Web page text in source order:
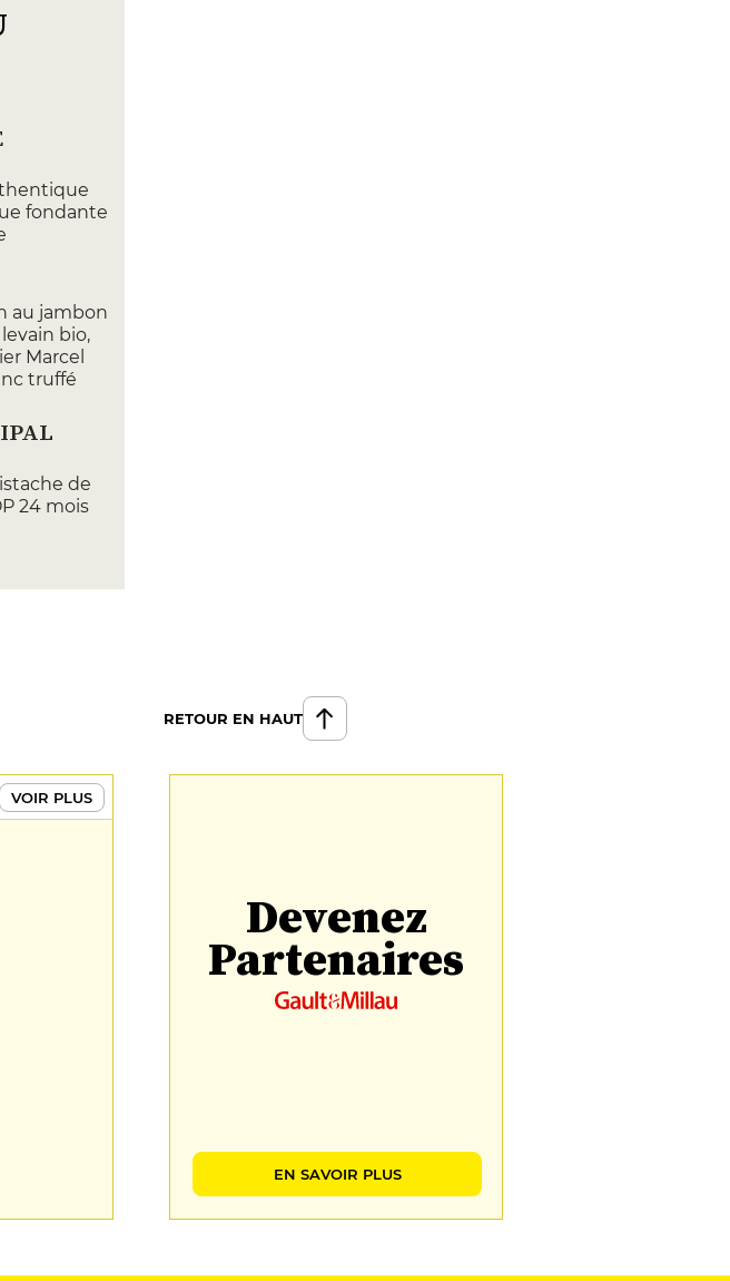
fondante
au jambon
bio,
Marcel
truffé
de
24 mois
au
au carré
Lait de
RETOUR EN HAUT
VOIR PLUS
Devenez
Partenaires
EN SAVOIR PLUS